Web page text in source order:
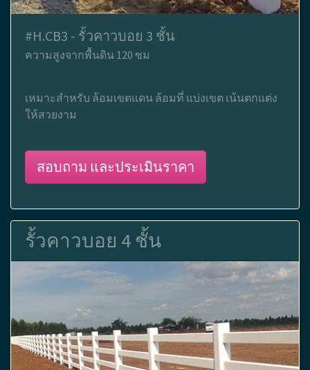
#H.CB3 - รั้วคาวบอย 3 ชั้น
ความสูงจากพื้นดิน 120 ซม
เหมาะสำหรับ ล้อมเขตแดน ล้อมที่ แบ่งเขต เน้นตกแต่ง
ให้สวยงาม
สอบถาม และประเมินราคา
รั้วคาวบอย 4 ชั้น